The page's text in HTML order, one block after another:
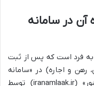
آن در سامانه
۱۳ رقمی منحصر به فرد است که پس از ثبت
رهن و اجاره) در «سامانه
ثبت معاملات املاک و مستغلات کشور» (iranamlaak.ir) توسط